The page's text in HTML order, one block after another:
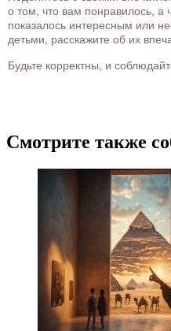
о том, что вам понравилось, а
показалось интересным или
детьми, расскажите об их
Будьте корректны, и
Смотрите также